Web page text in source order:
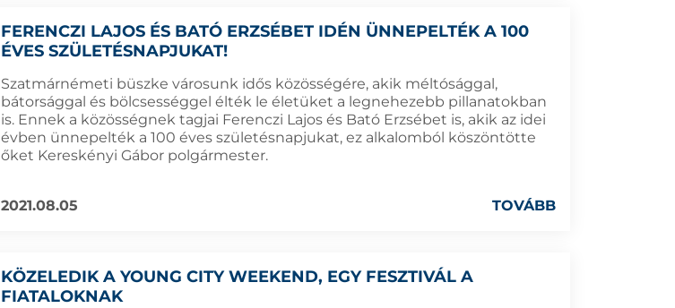
FERENCZI LAJOS ÉS BATÓ ERZSÉBET IDÉN ÜNNEPELTÉK A 100
ÉVES SZÜLETÉSNAPJUKAT!
Szatmárnémeti büszke városunk idős közösségére, akik méltósággal,
bátorsággal és bölcsességgel élték le életüket a legnehezebb pillanatokban
is. Ennek a közösségnek tagjai Ferenczi Lajos és Bató Erzsébet is, akik az idei
évben ünnepelték a 100 éves születésnapjukat, ez alkalomból köszöntötte
őket Kereskényi Gábor polgármester.
2021.08.05 TOVÁBB
KÖZELEDIK A YOUNG CITY WEEKEND, EGY FESZTIVÁL A
FIATALOKNAK